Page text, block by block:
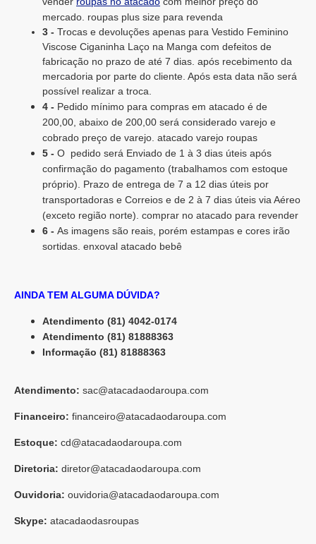
mercado. roupas plus size para revenda
3 - Trocas e devoluções apenas para Vestido Feminino
Viscose Ciganinha Laço na Manga com defeitos de
fabricação no prazo de até 7 dias. após recebimento da
mercadoria por parte do cliente. Após esta data não será
possível realizar a troca.
4 - Pedido mínimo para compras em atacado é de
200,00, abaixo de 200,00 será considerado varejo e
cobrado preço de varejo. atacado varejo roupas
5 - O pedido será Enviado de 1 à 3 dias úteis após
confirmação do pagamento (trabalhamos com estoque
próprio). Prazo de entrega de 7 a 12 dias úteis por
transportadoras e Correios e de 2 à 7 dias úteis via Aéreo
(exceto região norte). comprar no atacado para revender
6 - As imagens são reais, porém estampas e cores irão
sortidas. enxoval atacado bebê
AINDA TEM ALGUMA DÚVIDA?
Atendimento (81) 4042-0174
Atendimento (81) 81888363
Informação (81) 81888363
Atendimento: sac@atacadaodaroupa.com
Financeiro: financeiro@atacadaodaroupa.com
Estoque: cd@atacadaodaroupa.com
Diretoria: diretor@atacadaodaroupa.com
Ouvidoria: ouvidoria@atacadaodaroupa.com
Skype: atacadaodasroupas